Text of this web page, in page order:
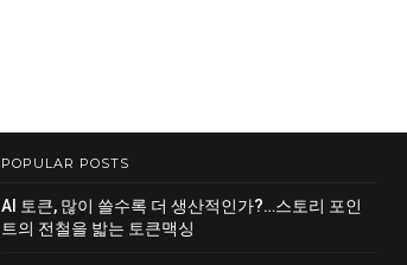
POPULAR POSTS
AI 토큰, 많이 쓸수록 더 생산적인가?…스토리 포인
트의 전철을 밟는 토큰맥싱